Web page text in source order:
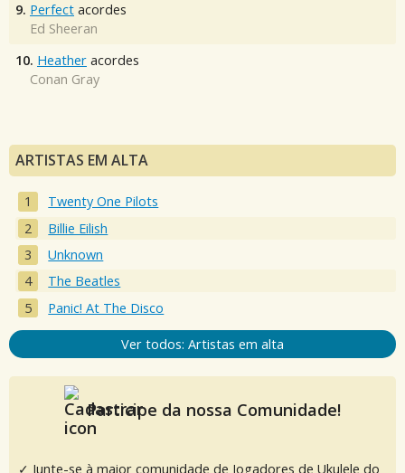
9. Perfect acordes
Ed Sheeran
10. Heather acordes
Conan Gray
ARTISTAS EM ALTA
Twenty One Pilots
Billie Eilish
Unknown
The Beatles
Panic! At The Disco
Ver todos: Artistas em alta
Participe da nossa Comunidade!
✓ Junte-se à maior comunidade de Jogadores de Ukulele do